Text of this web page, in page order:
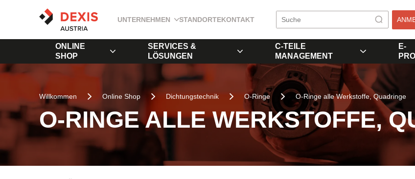
UNTERNEHMEN STANDORTEKONTAKT
ONLINE
SHOP
SERVICES &
LÖSUNGEN
C-TEILE
MANAGEMENT
E-
Willkommen Online Shop Dichtungstechnik O-Ringe O-Ringe alle Werkstoffe, Quadringe
O-RINGE ALLE WERKSTOFFE,